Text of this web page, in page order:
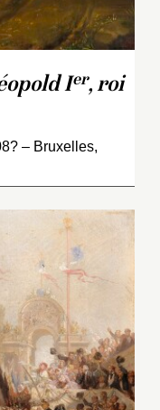
Ier, roi
– Bruxelles,